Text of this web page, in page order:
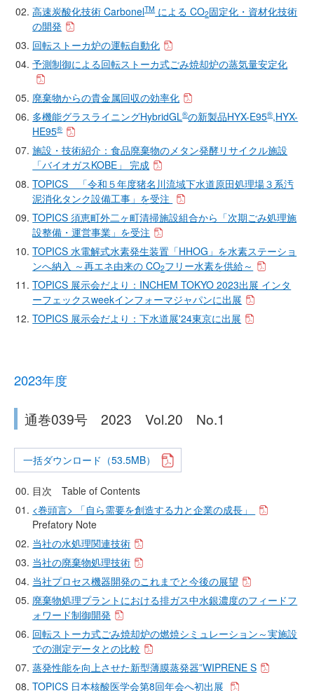
高速炭酸化技術 CarbonelTMによる CO2固定化・資材化技術
の開発
回転ストーカ炉の運転自動化
予測制御による回転ストーカ式ごみ焼却炉の蒸気量安定化
廃棄物からの貴金属回収の効率化
多機能グラスライニングHybridGL®の新製品HYX-E95®,HYX-
HE95®
施設・技術紹介：食品廃棄物のメタン発酵リサイクル施設
「バイオガスKOBE」 完成
TOPICS 「令和５年度猪名川流域下水道原田処理場３系汚
泥消化タンク設備工事」を受注
TOPICS 須恵町外二ヶ町清掃施設組合から「次期ごみ処理施
設整備・運営事業」を受注
TOPICS 水電解式水素発生装置「HHOG」を水素ステーショ
ンへ納入 ～再エネ由来の CO2フリー水素を供給～
TOPICS 展示会だより：INCHEM TOKYO 2023出展 インタ
ーフェックスweekインフォーマジャパンに出展
TOPICS 展示会だより：下水道展'24東京に出展
2023年度
通巻039号 2023 Vol.20 No.1
一括ダウンロード（53.5MB）
目次 Table of Contents
<巻頭言> 「自ら需要を創造する力と企業の成長」
Prefatory Note
当社の水処理関連技術
当社の廃棄物処理技術
当社プロセス機器開発のこれまでと今後の展望
廃棄物処理プラントにおける排ガス中水銀濃度のフィードフ
ォワード制御開発
回転ストーカ式ごみ焼却炉の燃焼シミュレーション～実施設
での測定データとの比較
蒸発性能を向上させた新型薄膜蒸発器”WIPRENE S
TOPICS 日本核酸医学会第8回年会へ初出展